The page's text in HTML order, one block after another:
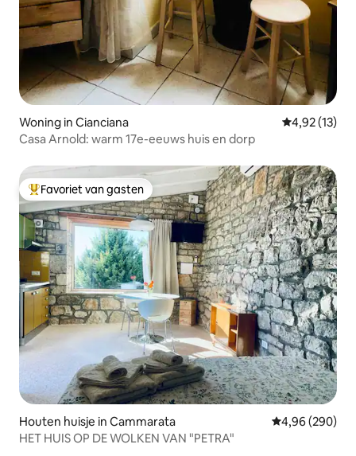
Woning in Cianciana Gemiddelde
4,92 (13)
Casa Arnold: warm 17e-eeuws huis en dorp
Topfavoriet van gasten
Favoriet van gasten
Houten huisje in Cammarata Gemiddelde
4,96 (290)
HET HUIS OP DE WOLKEN VAN "PETRA"